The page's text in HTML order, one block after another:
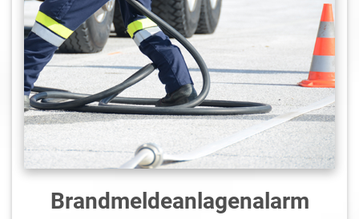
Brandmeldeanlagen­alarm